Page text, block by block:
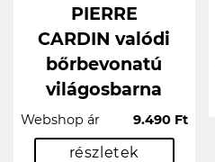
PIERRE
CARDIN valódi
bőrbevonatú
világosbarna
Webshop ár 9.490 Ft
részletek